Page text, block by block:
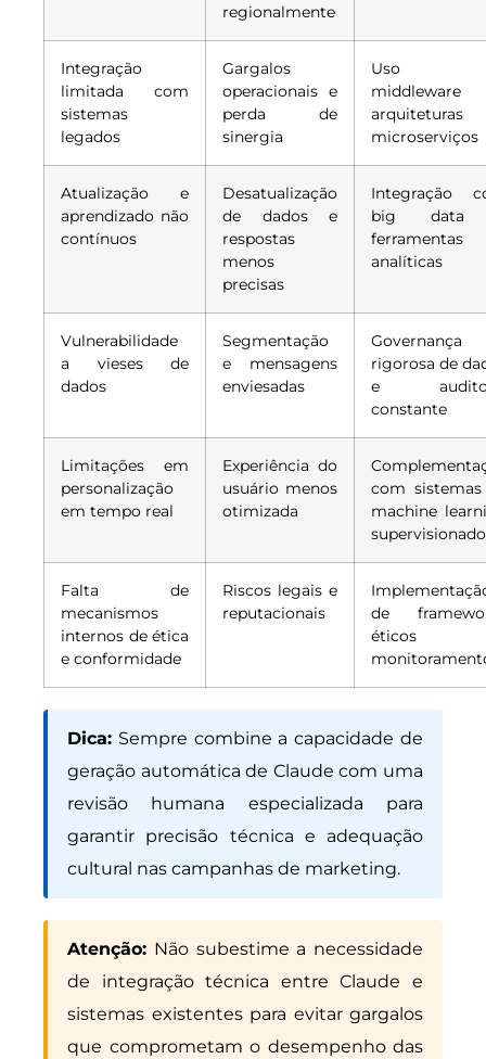
regionalmente
Integração
limitada com
sistemas
legados
Gargalos
operacionais e
perda de
sinergia
Uso
arquiteturas
microserviços
Atualização e
aprendizado não
contínuos
Desatualização
de dados e
respostas
menos
precisas
Integração
big data
ferramentas
analíticas
Vulnerabilidade
a vieses de
dados
Segmentação
e mensagens
enviesadas
Governança
rigorosa de
e
constante
Limitações em
personalização
em tempo real
Experiência do
usuário menos
otimizada
com sistemas
machine
supervisionado
Falta de
mecanismos
internos de ética
e conformidade
Riscos legais e
reputacionais
de
éticos
Dica: Sempre combine a capacidade de
geração automática de Claude com uma
revisão humana especializada para
garantir precisão técnica e adequação
cultural nas campanhas de marketing.
Atenção: Não subestime a necessidade
de integração técnica entre Claude e
sistemas existentes para evitar gargalos
que comprometam o desempenho das